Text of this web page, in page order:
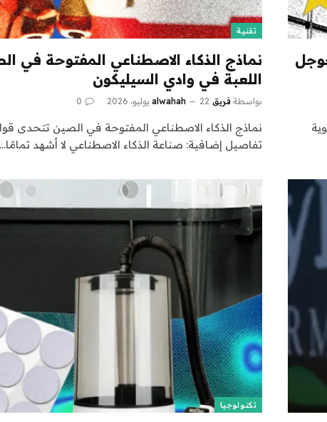
تقنية
نماذج الذكاء الاصطناعي المفتوحة في
اللعبة في وادي السيليكون
بواسطة فريق alwahah 22 يوليو، 2026 0
نماذج الذكاء الاصطناعي المفتوحة في الصين تتحدى
تفاصيل إضافية: صناعة الذكاء الاصطناعي لا أشهد تمامًا…
تكنولوجيا